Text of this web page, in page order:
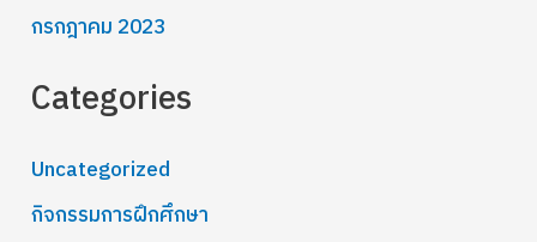
กรกฎาคม 2023
Categories
Uncategorized
กิจกรรมการฝึกศึกษา